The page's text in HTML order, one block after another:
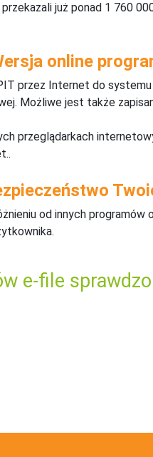
już ponad 1 760
online
przez Internet do
Możliwe jest także
przeglądarkach
od innych programów
e-file